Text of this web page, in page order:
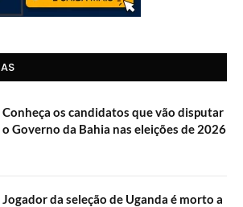
Conheça os candidatos que vão disputar
o Governo da Bahia nas eleições de 2026
Jogador da seleção de Uganda é morto a